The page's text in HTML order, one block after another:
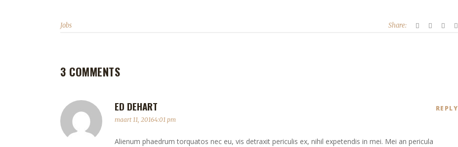
Jobs Share:
3 COMMENTS
ED DEHART REPLY
maart 11, 20164:01 pm
Alienum phaedrum torquatos nec eu, vis detraxit periculis ex, nihil expetendis in mei. Mei an pericula